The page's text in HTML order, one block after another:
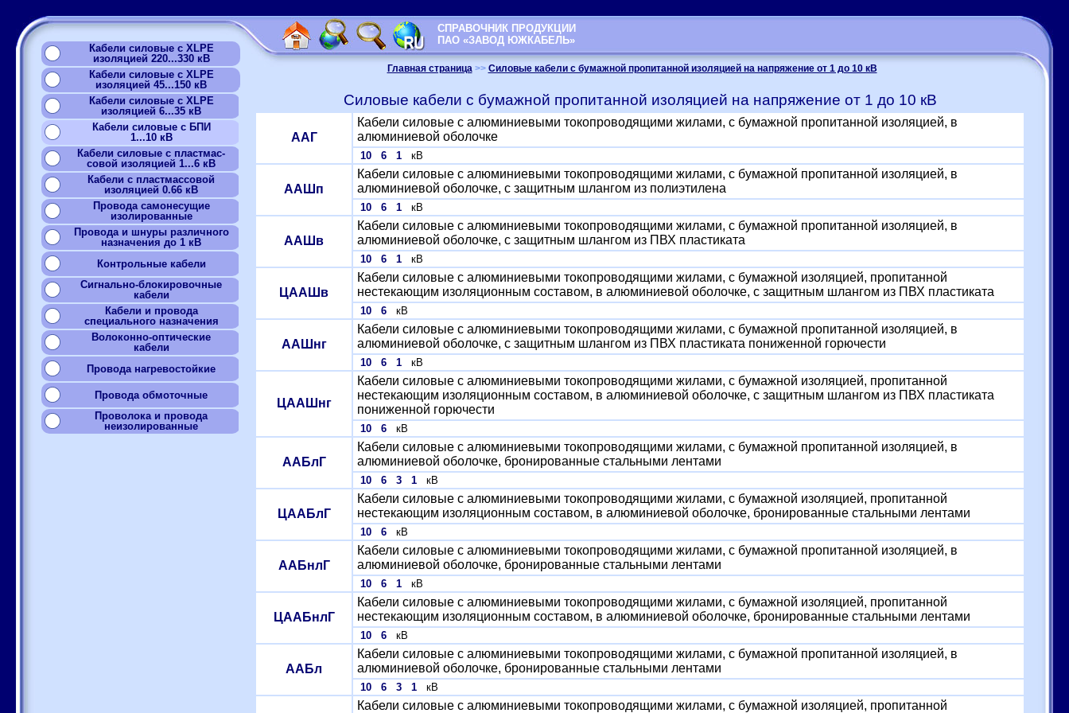
Кабели силовые с XLPE
изоляцией 220...330 кВ
Кабели силовые с XLPE
изоляцией 45...150 кВ
Кабели силовые с XLPE
изоляцией 6...35 кВ
Кабели силовые с БПИ
1...10 кВ
Кабели силовые с пластмас-
совой изоляцией 1...6 кВ
Кабели с пластмассовой
изоляцией 0.66 кВ
Провода самонесущие
изолированные
Провода и шнуры различного
назначения до 1 кВ
Контрольные кабели
Сигнально-блокировочные
кабели
Кабели и провода
специального назначения
Волоконно-оптические
кабели
Провода нагревостойкие
Провода обмоточные
Проволока и провода
неизолированные
СПРАВОЧНИК ПРОДУКЦИИ
ПАО «ЗАВОД ЮЖКАБЕЛЬ»
Главная страница>> Силовые кабели с бумажной пропитанной изоляцией на напряжение от 1 до 10 кВ
Силовые кабели с бумажной пропитанной изоляцией на напряжение от 1 до 10 кВ
ААГ
Кабели силовые с алюминиевыми токопроводящими жилами, с бумажной пропитанной изоляцией, в
алюминиевой оболочке
10 6 1 кВ
ААШп
Кабели силовые с алюминиевыми токопроводящими жилами, с бумажной пропитанной изоляцией, в
алюминиевой оболочке, с защитным шлангом из полиэтилена
10 6 1 кВ
ААШв
Кабели силовые с алюминиевыми токопроводящими жилами, с бумажной пропитанной изоляцией, в
алюминиевой оболочке, с защитным шлангом из ПВХ пластиката
10 6 1 кВ
ЦААШв
Кабели силовые с алюминиевыми токопроводящими жилами, с бумажной изоляцией, пропитанной
нестекающим изоляционным составом, в алюминиевой оболочке, с защитным шлангом из ПВХ пластиката
10 6 кВ
ААШнг
Кабели силовые с алюминиевыми токопроводящими жилами, с бумажной пропитанной изоляцией, в
алюминиевой оболочке, с защитным шлангом из ПВХ пластиката пониженной горючести
10 6 1 кВ
ЦААШнг
Кабели силовые с алюминиевыми токопроводящими жилами, с бумажной изоляцией, пропитанной
нестекающим изоляционным составом, в алюминиевой оболочке, с защитным шлангом из ПВХ пластиката
пониженной горючести
10 6 кВ
ААБлГ
Кабели силовые с алюминиевыми токопроводящими жилами, с бумажной пропитанной изоляцией, в
алюминиевой оболочке, бронированные стальными лентами
10 6 3 1 кВ
ЦААБлГ
Кабели силовые с алюминиевыми токопроводящими жилами, с бумажной изоляцией, пропитанной
нестекающим изоляционным составом, в алюминиевой оболочке, бронированные стальными лентами
10 6 кВ
ААБнлГ
Кабели силовые с алюминиевыми токопроводящими жилами, с бумажной пропитанной изоляцией, в
алюминиевой оболочке, бронированные стальными лентами
10 6 1 кВ
ЦААБнлГ
Кабели силовые с алюминиевыми токопроводящими жилами, с бумажной изоляцией, пропитанной
нестекающим изоляционным составом, в алюминиевой оболочке, бронированные стальными лентами
10 6 кВ
ААБл
Кабели силовые с алюминиевыми токопроводящими жилами, с бумажной пропитанной изоляцией, в
алюминиевой оболочке, бронированные стальными лентами
10 6 3 1 кВ
Кабели силовые с алюминиевыми токопроводящими жилами, с бумажной изоляцией, пропитанной